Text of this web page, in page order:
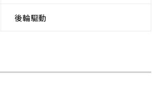
後輪驅動